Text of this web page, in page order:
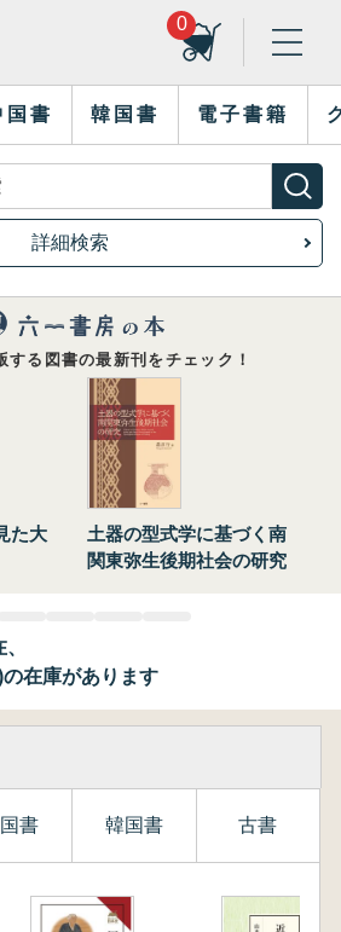
0
国書 韓国書 電子書籍
詳細検索
する図書の最新刊をチェック！
た大
土器の型式学に基づく南
関東弥生後期社会の研究
在庫があります
書 韓国書 古書